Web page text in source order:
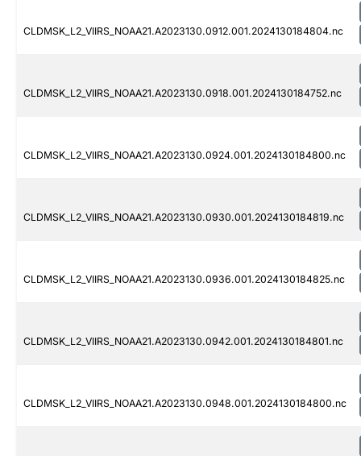
CLDMSK_L2_VIIRS_NOAA21.A2023130.0912.001.2024130184804.nc
CLDMSK_L2_VIIRS_NOAA21.A2023130.0918.001.2024130184752.nc
CLDMSK_L2_VIIRS_NOAA21.A2023130.0924.001.2024130184800.nc
CLDMSK_L2_VIIRS_NOAA21.A2023130.0930.001.2024130184819.nc
CLDMSK_L2_VIIRS_NOAA21.A2023130.0936.001.2024130184825.nc
CLDMSK_L2_VIIRS_NOAA21.A2023130.0942.001.2024130184801.nc
CLDMSK_L2_VIIRS_NOAA21.A2023130.0948.001.2024130184800.nc